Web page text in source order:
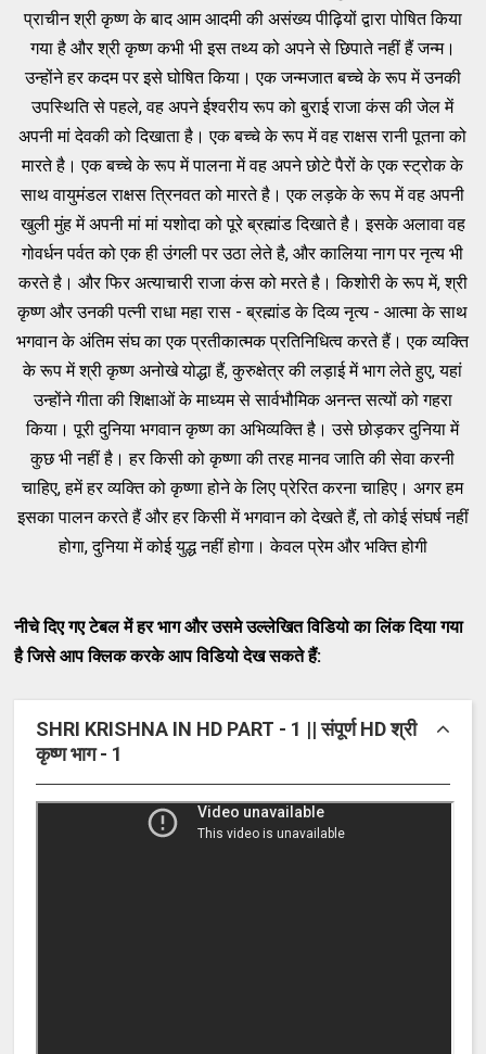
प्राचीन श्री कृष्ण के बाद आम आदमी की असंख्य पीढ़ियों द्वारा पोषित किया
गया है और श्री कृष्ण कभी भी इस तथ्य को अपने से छिपाते नहीं हैं जन्म।
उन्होंने हर कदम पर इसे घोषित किया। एक जन्मजात बच्चे के रूप में उनकी
उपस्थिति से पहले, वह अपने ईश्वरीय रूप को बुराई राजा कंस की जेल में
अपनी मां देवकी को दिखाता है। एक बच्चे के रूप में वह राक्षस रानी पूतना को
मारते है। एक बच्चे के रूप में पालना में वह अपने छोटे पैरों के एक स्ट्रोक के
साथ वायुमंडल राक्षस त्रिनवत को मारते है। एक लड़के के रूप में वह अपनी
खुली मुंह में अपनी मां मां यशोदा को पूरे ब्रह्मांड दिखाते है। इसके अलावा वह
गोवर्धन पर्वत को एक ही उंगली पर उठा लेते है, और कालिया नाग पर नृत्य भी
करते है। और फिर अत्याचारी राजा कंस को मरते है। किशोरी के रूप में, श्री
कृष्ण और उनकी पत्नी राधा महा रास - ब्रह्मांड के दिव्य नृत्य - आत्मा के साथ
भगवान के अंतिम संघ का एक प्रतीकात्मक प्रतिनिधित्व करते हैं। एक व्यक्ति
के रूप में श्री कृष्ण अनोखे योद्धा हैं, कुरुक्षेत्र की लड़ाई में भाग लेते हुए, यहां
उन्होंने गीता की शिक्षाओं के माध्यम से सार्वभौमिक अनन्त सत्यों को गहरा
किया। पूरी दुनिया भगवान कृष्ण का अभिव्यक्ति है। उसे छोड़कर दुनिया में
कुछ भी नहीं है। हर किसी को कृष्णा की तरह मानव जाति की सेवा करनी
चाहिए, हमें हर व्यक्ति को कृष्णा होने के लिए प्रेरित करना चाहिए। अगर हम
इसका पालन करते हैं और हर किसी में भगवान को देखते हैं, तो कोई संघर्ष नहीं
होगा, दुनिया में कोई युद्ध नहीं होगा। केवल प्रेम और भक्ति होगी
नीचे दिए गए टेबल में हर भाग और उसमे उल्लेखित विडियो का लिंक दिया गया
है जिसे आप क्लिक करके आप विडियो देख सकते हैं:
SHRI KRISHNA IN HD PART - 1 || संपूर्ण HD श्री
कृष्ण भाग - 1